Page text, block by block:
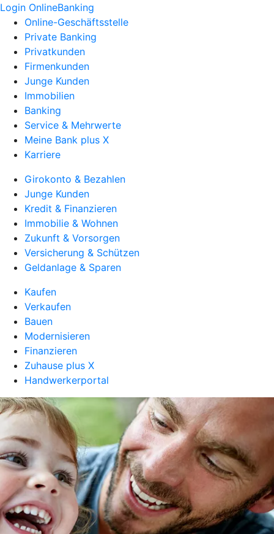
Login OnlineBanking
Online-Geschäftsstelle
Private Banking
Privatkunden
Firmenkunden
Junge Kunden
Immobilien
Banking
Service & Mehrwerte
Meine Bank plus X
Karriere
Girokonto & Bezahlen
Junge Kunden
Kredit & Finanzieren
Immobilie & Wohnen
Zukunft & Vorsorgen
Versicherung & Schützen
Geldanlage & Sparen
Kaufen
Verkaufen
Bauen
Modernisieren
Finanzieren
Zuhause plus X
Handwerkerportal